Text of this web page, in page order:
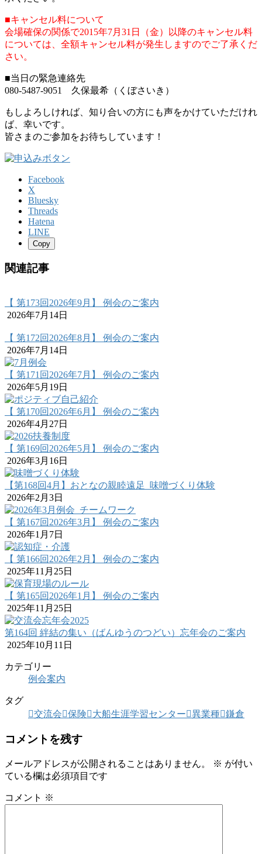
■キャンセル料について
会場確保の関係で2015年7月31日（金）以降のキャンセル料
については、全額キャンセル料が発生しますのでご了承くだ
さい。
■当日の緊急連絡先
080-5487-9051 久保最希（くぼさいき）
もしよろしければ、知り合いの方にも声をかけていただけれ
ば、幸いです。
皆さまのご参加をお待ちしています！
Facebook
X
Bluesky
Threads
Hatena
LINE
Copy
関連記事
【 第173回2026年9月】 例会のご案内
2026年7月14日
【 第172回2026年8月】 例会のご案内
2026年7月14日
【 第171回2026年7月】 例会のご案内
2026年5月19日
【 第170回2026年6月】 例会のご案内
2026年4月27日
【 第169回2026年5月】 例会のご案内
2026年3月16日
【第168回4月】おとなの親睦遠足_味噌づくり体験
2026年2月3日
【 第167回2026年3月】 例会のご案内
2026年1月7日
【 第166回2026年2月】 例会のご案内
2025年11月25日
【 第165回2026年1月】 例会のご案内
2025年11月25日
第164回 絆結の集い（ばんゆうのつどい）忘年会のご案内
2025年10月11日
カテゴリー
例会案内
タグ
交流会
保険 大船生涯学習センター 異業種 鎌倉
コメントを残す
メールアドレスが公開されることはありません。 ※ が付い
ている欄は必須項目です
コメント ※